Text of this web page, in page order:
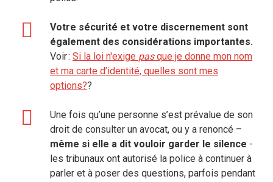
Votre sécurité et votre discernement sont
également des considérations importantes.
Voir : Si la loi n'exige pasque je donne mon nom
et ma carte d’identité, quelles sont mes
options??
Une fois qu’une personne s’est prévalue de son
droit de consulter un avocat, ou y a renoncé –
même si elle a dit vouloir garder le silence -
les tribunaux ont autorisé la police à continuer à
parler et à poser des questions, parfois pendant